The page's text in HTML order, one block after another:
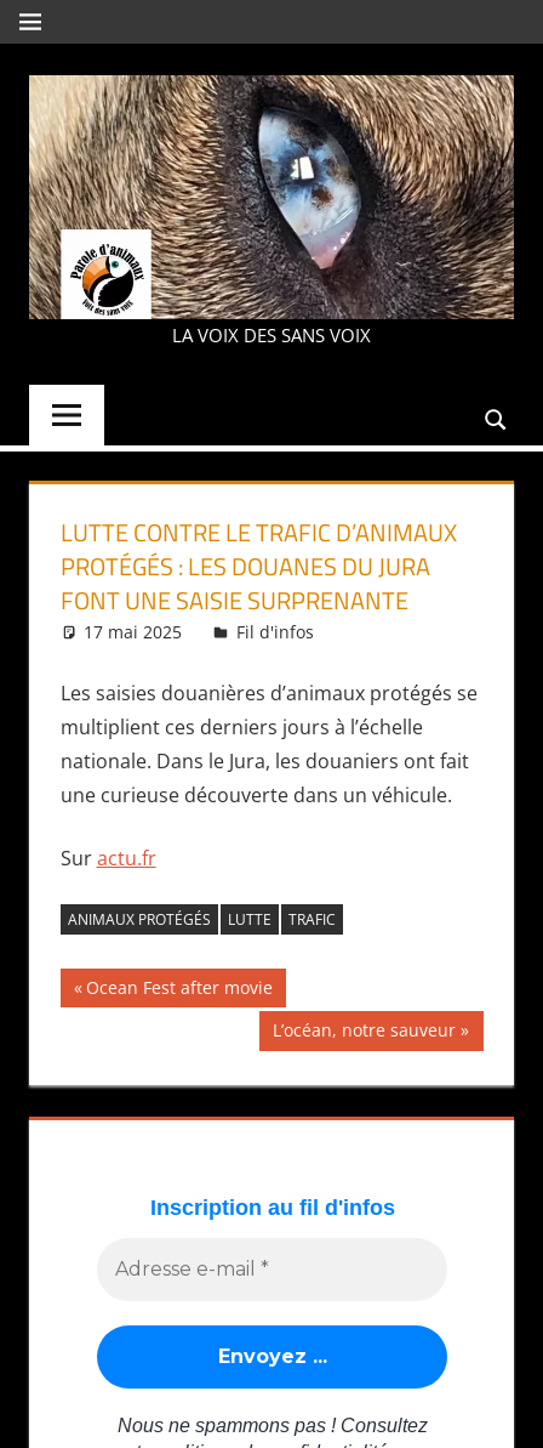
Aller
au
contenu
MENU
PAROLE
LA VOIX DES SANS VOIX
LUTTE CONTRE LE TRAFIC D’ANIMAUX
PROTÉGÉS : LES DOUANES DU JURA
FONT UNE SAISIE SURPRENANTE
17 mai 2025 Daniel
Fil d'infos
Les saisies douanières d’animaux protégés se
multiplient ces derniers jours à l’échelle
nationale. Dans le Jura, les douaniers ont fait
une curieuse découverte dans un véhicule.
Suractu.fr
ANIMAUX PROTÉGÉS LUTTE TRAFIC
Navigation
l’article
Publication
précédente :
Ocean Fest after movie
Publication
suivante :
L’océan, notre sauveur